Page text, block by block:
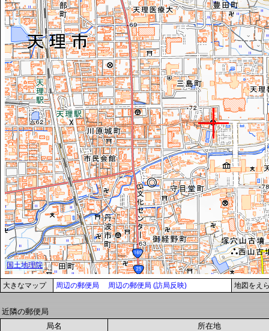
大きなマップ 周辺の郵便局 周辺の郵便局 (訪局反映) 地図をえ
近隣の郵便局
局名
所在地